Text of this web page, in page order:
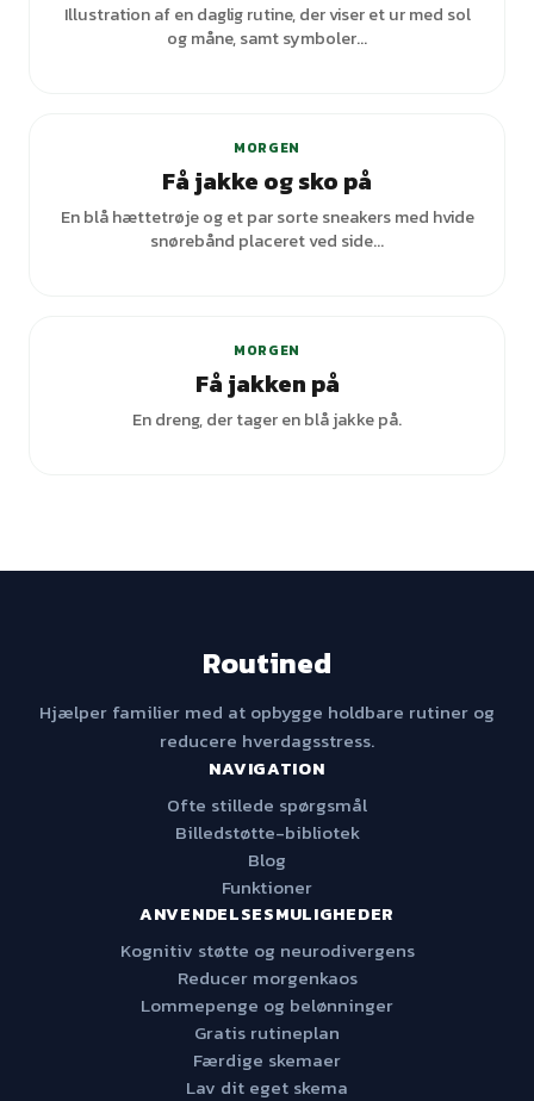
Illustration af en daglig rutine, der viser et ur med sol
og måne, samt symboler...
MORGEN
Få jakke og sko på
En blå hættetrøje og et par sorte sneakers med hvide
snørebånd placeret ved side...
MORGEN
Få jakken på
En dreng, der tager en blå jakke på.
Routined
Hjælper familier med at opbygge holdbare rutiner og
reducere hverdagsstress.
NAVIGATION
Ofte stillede spørgsmål
Billedstøtte-bibliotek
Blog
Funktioner
ANVENDELSESMULIGHEDER
Kognitiv støtte og neurodivergens
Reducer morgenkaos
Lommepenge og belønninger
Gratis rutineplan
Færdige skemaer
Lav dit eget skema